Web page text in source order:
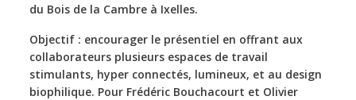
du Bois de la Cambre à Ixelles.
Objectif : encourager le présentiel en offrant aux
collaborateurs plusieurs espaces de travail
stimulants, hyper connectés, lumineux, et au design
biophilique. Pour Frédéric Bouchacourt et Olivier